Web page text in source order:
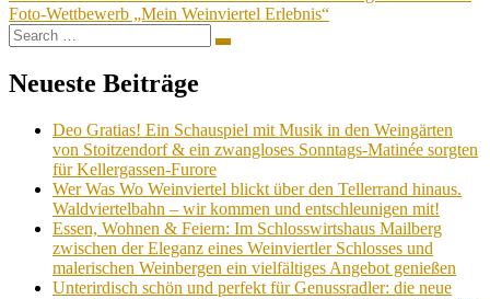
Foto-Wettbewerb „Mein Weinviertel Erlebnis“
Search
for:
Search
Neueste Beiträge
Deo Gratias! Ein Schauspiel mit Musik in den Weingärten
von Stoitzendorf & ein zwangloses Sonntags-Matinée sorgten
für Kellergassen-Furore
Wer Was Wo Weinviertel blickt über den Tellerrand hinaus.
Waldviertelbahn – wir kommen und entschleunigen mit!
Essen, Wohnen & Feiern: Im Schlosswirtshaus Mailberg
zwischen der Eleganz eines Weinviertler Schlosses und
malerischen Weinbergen ein vielfältiges Angebot genießen
Unterirdisch schön und perfekt für Genussradler: die neue